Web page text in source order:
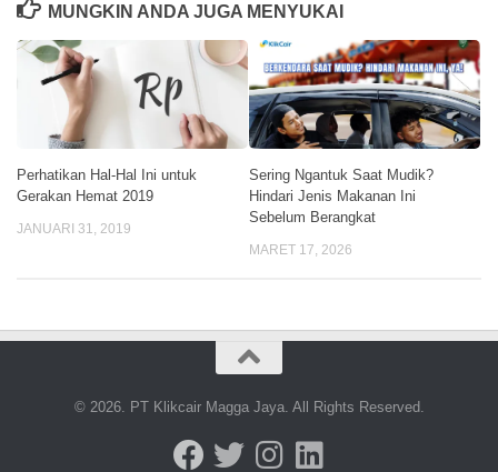
MUNGKIN ANDA JUGA MENYUKAI
Perhatikan Hal-Hal Ini untuk
Gerakan Hemat 2019
JANUARI 31, 2019
Sering Ngantuk Saat Mudik?
Hindari Jenis Makanan Ini
Sebelum Berangkat
MARET 17, 2026
© 2026. PT Klikcair Magga Jaya. All Rights Reserved.